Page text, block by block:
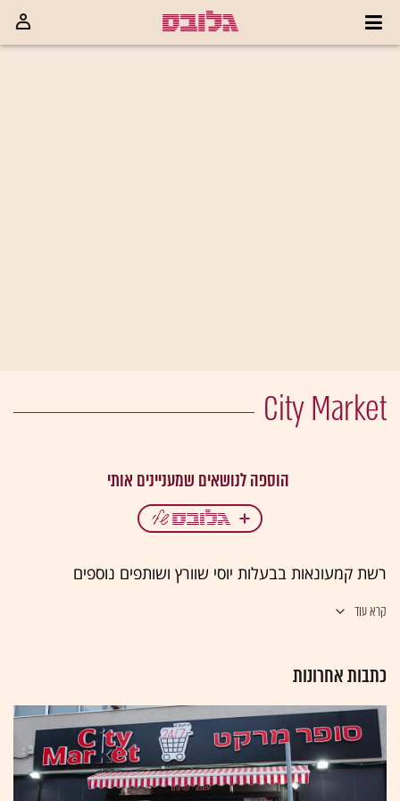
City Market
רשת קמעונאות בבעלות יוסי שוורץ ושותפים נוספים
קרא עוד
כתבות אחרונות